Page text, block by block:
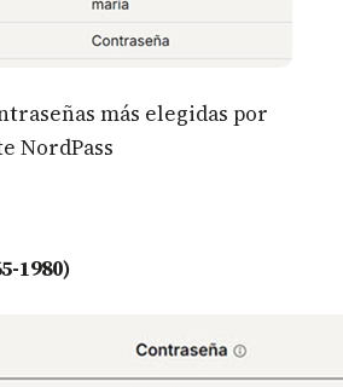
más elegidas por
NordPass
1980)